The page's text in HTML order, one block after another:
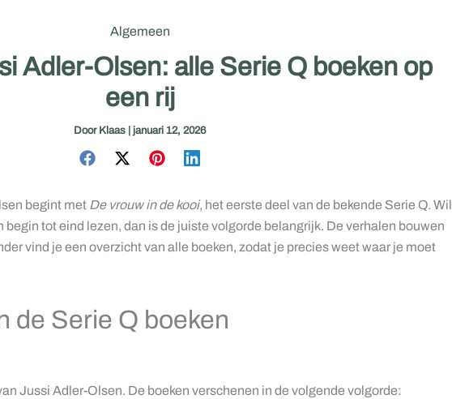
Algemeen
Adler-Olsen: alle Serie Q boeken op
een rij
Door Klaas januari 12, 2026
begint met De vrouw in de kooi, het eerste deel van de bekende Serie Q. Wil
begin tot eind lezen, dan is de juiste volgorde belangrijk. De verhalen bouwen
vind je een overzicht van alle boeken, zodat je precies weet waar je moet
de Serie Q boeken
Jussi Adler-Olsen. De boeken verschenen in de volgende volgorde: